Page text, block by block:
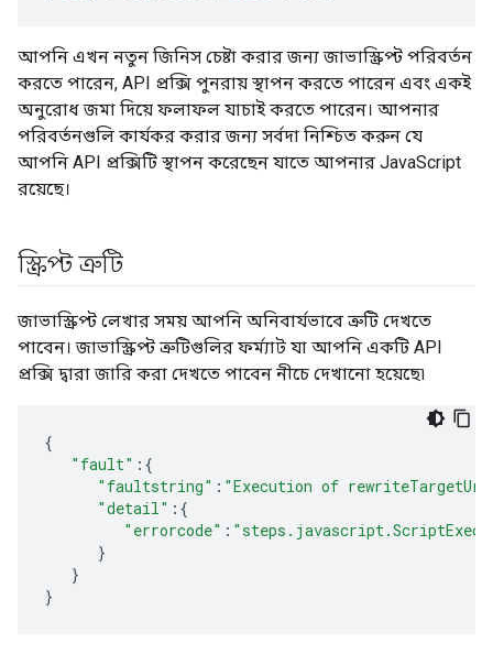
আপনি এখন নতুন জিনিস চেষ্টা করার জন্য জাভাস্ক্রিপ্ট পরিবর্তন
করতে পারেন, API প্রক্সি পুনরায় স্থাপন করতে পারেন এবং একই
অনুরোধ জমা দিয়ে ফলাফল যাচাই করতে পারেন। আপনার
পরিবর্তনগুলি কার্যকর করার জন্য সর্বদা নিশ্চিত করুন যে
আপনি API প্রক্সিটি স্থাপন করেছেন যাতে আপনার JavaScript
রয়েছে।
স্ক্রিপ্ট ত্রুটি
জাভাস্ক্রিপ্ট লেখার সময় আপনি অনিবার্যভাবে ত্রুটি দেখতে
পাবেন। জাভাস্ক্রিপ্ট ত্রুটিগুলির ফর্ম্যাট যা আপনি একটি API
প্রক্সি দ্বারা জারি করা দেখতে পাবেন নীচে দেখানো হয়েছে৷
{
"fault" : {
"faultstring" : "Execution of
"detail" : {
"errorcode" :
}
}
}